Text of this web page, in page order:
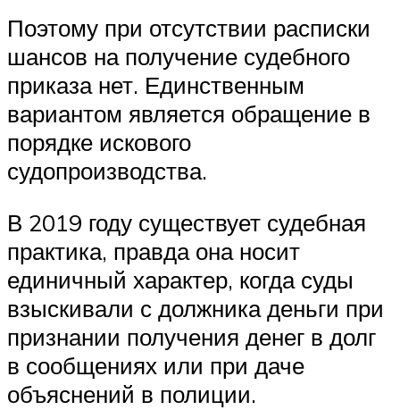
Поэтому при отсутствии расписки
шансов на получение судебного
приказа нет. Единственным
вариантом является обращение в
порядке искового
судопроизводства.
В 2019 году существует судебная
практика, правда она носит
единичный характер, когда суды
взыскивали с должника деньги при
признании получения денег в долг
в сообщениях или при даче
объяснений в полиции.